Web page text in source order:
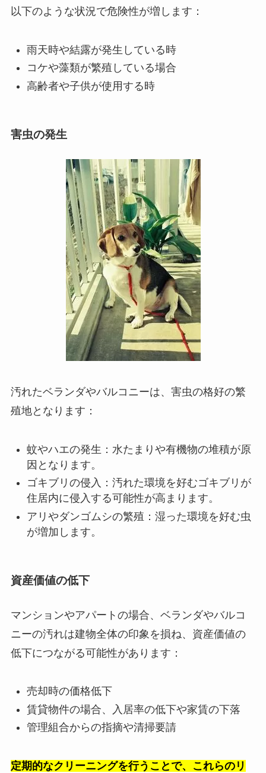
以下のような状況で危険性が増します：
雨天時や結露が発生している時
コケや藻類が繁殖している場合
高齢者や子供が使用する時
害虫の発生
汚れたベランダやバルコニーは、害虫の格好の繁
殖地となります：
蚊やハエの発生：水たまりや有機物の堆積が原
因となります。
ゴキブリの侵入：汚れた環境を好むゴキブリが
住居内に侵入する可能性が高まります。
アリやダンゴムシの繁殖：湿った環境を好む虫
が増加します。
資産価値の低下
マンションやアパートの場合、ベランダやバルコ
ニーの汚れは建物全体の印象を損ね、資産価値の
低下につながる可能性があります：
売却時の価格低下
賃貸物件の場合、入居率の低下や家賃の下落
管理組合からの指摘や清掃要請
定期的なクリーニングを行うことで、これらのリ